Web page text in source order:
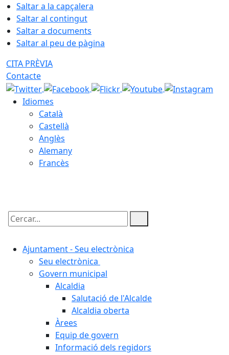
Saltar a la capçalera
Saltar al contingut
Saltar a documents
Saltar al peu de pàgina
CITA PRÈVIA
Contacte
Idiomes
Català
Castellà
Anglès
Alemany
Francès
Cercar:
Ajuntament - Seu electrònica
Seu electrònica
Govern municipal
Alcaldia
Salutació de l'Alcalde
Alcaldia oberta
Àrees
Equip de govern
Informació dels regidors